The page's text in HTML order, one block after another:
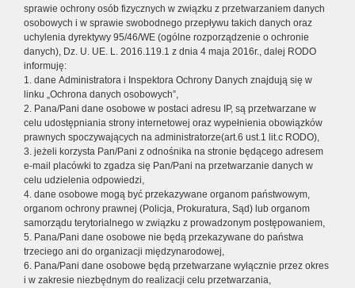
sprawie ochrony osób fizycznych w związku z przetwarzaniem danych
osobowych i w sprawie swobodnego przepływu takich danych oraz
uchylenia dyrektywy 95/46/WE (ogólne rozporządzenie o ochronie
danych), Dz. U. UE. L. 2016.119.1 z dnia 4 maja 2016r., dalej RODO
informuję:
1. dane Administratora i Inspektora Ochrony Danych znajdują się w
linku „Ochrona danych osobowych”,
2. Pana/Pani dane osobowe w postaci adresu IP, są przetwarzane w
celu udostępniania strony internetowej oraz wypełnienia obowiązków
prawnych spoczywających na administratorze(art.6 ust.1 lit.c RODO),
3. jeżeli korzysta Pan/Pani z odnośnika na stronie będącego adresem
e-mail placówki to zgadza się Pan/Pani na przetwarzanie danych w
celu udzielenia odpowiedzi,
4. dane osobowe mogą być przekazywane organom państwowym,
organom ochrony prawnej (Policja, Prokuratura, Sąd) lub organom
samorządu terytorialnego w związku z prowadzonym postępowaniem,
5. Pana/Pani dane osobowe nie będą przekazywane do państwa
trzeciego ani do organizacji międzynarodowej,
6. Pana/Pani dane osobowe będą przetwarzane wyłącznie przez okres
i w zakresie niezbędnym do realizacji celu przetwarzania,